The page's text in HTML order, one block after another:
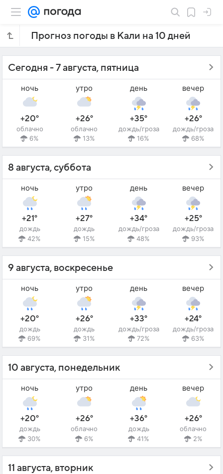
Прогноз погоды в Кали на 10 дней
Сегодня - 7 августа, пятница
ночь
+20°
облачно
6%
утро
+26°
облачно
13%
день
+35°
дождь/гроза
16%
вечер
+26°
дождь/гроза
68%
8 августа, суббота
ночь
+21°
дождь
42%
утро
+27°
дождь
15%
день
+34°
дождь/гроза
48%
вечер
+25°
дождь/гроза
93%
9 августа, воскресенье
ночь
+20°
дождь
69%
утро
+26°
дождь
31%
день
+33°
дождь/гроза
72%
вечер
+24°
дождь/гроза
63%
10 августа, понедельник
ночь
+20°
дождь
30%
утро
+26°
облачно
6%
день
+36°
дождь
41%
вечер
+26°
облачно
2%
11 августа, вторник